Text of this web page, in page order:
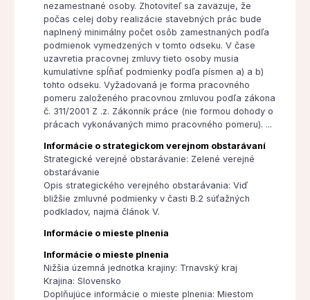
nezamestnané osoby. Zhotoviteľ sa zaväzuje, že
počas celej doby realizácie stavebných prác bude
naplnený minimálny počet osôb zamestnaných podľa
podmienok vymedzených v tomto odseku. V čase
uzavretia pracovnej zmluvy tieto osoby musia
kumulatívne spĺňať podmienky podľa písmen a) a b)
tohto odseku. Vyžadovaná je forma pracovného
pomeru založeného pracovnou zmluvou podľa zákona
č. 311/2001 Z .z. Zákonník práce (nie formou dohody o
prácach vykonávaných mimo pracovného pomeru). ...
Informácie o strategickom verejnom obstarávaní
Strategické verejné obstarávanie: Zelené verejné
obstarávanie
Opis strategického verejného obstarávania: Viď
bližšie zmluvné podmienky v časti B.2 súťažných
podkladov, najmä článok V.
Informácie o mieste plnenia
Informácie o mieste plnenia
Nižšia územná jednotka krajiny: Trnavský kraj
Krajina: Slovensko
Doplňujúce informácie o mieste plnenia: Miestom